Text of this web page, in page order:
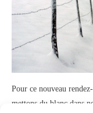
Pour ce nouveau
mettons du blanc dans